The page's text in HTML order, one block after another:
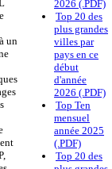
un
2026 (.PDF)
Top 20 des
plus grandes
villes par
pays en ce
début
d'année
2026 (.PDF)
Top Ten
mensuel
année 2025
(.PDF)
Top 20 des